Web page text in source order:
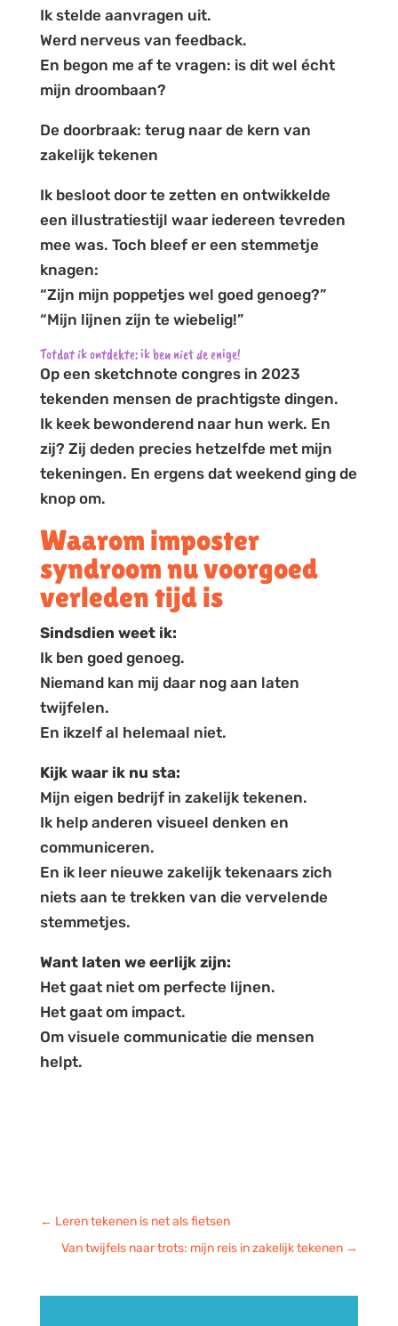
Ik stelde aanvragen uit.
Werd nerveus van feedback.
En begon me af te vragen: is dit wel écht
mijn droombaan?
De doorbraak: terug naar de kern van
zakelijk tekenen
Ik besloot door te zetten en ontwikkelde
een illustratiestijl waar iedereen tevreden
mee was. Toch bleef er een stemmetje
knagen:
“Zijn mijn poppetjes wel goed genoeg?”
“Mijn lijnen zijn te wiebelig!”
Totdat ik ontdekte: ik ben niet de enige!
Op een sketchnote congres in 2023
tekenden mensen de prachtigste dingen.
Ik keek bewonderend naar hun werk. En
zij? Zij deden precies hetzelfde met mijn
tekeningen. En ergens dat weekend ging de
knop om.
Waarom imposter
syndroom nu voorgoed
verleden tijd is
Sindsdien weet ik:
Ik ben goed genoeg.
Niemand kan mij daar nog aan laten
twijfelen.
En ikzelf al helemaal niet.
Kijk waar ik nu sta:
Mijn eigen bedrijf in zakelijk tekenen.
Ik help anderen visueel denken en
communiceren.
En ik leer nieuwe zakelijk tekenaars zich
niets aan te trekken van die vervelende
stemmetjes.
Want laten we eerlijk zijn:
Het gaat niet om perfecte lijnen.
Het gaat om impact.
Om visuele communicatie die mensen
helpt.
← Leren tekenen is net als fietsen
Van twijfels naar trots: mijn reis in zakelijk tekenen →